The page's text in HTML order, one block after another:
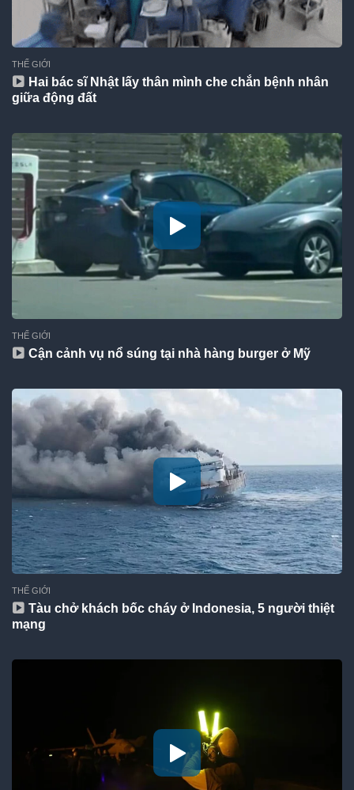
THẾ GIỚI
Hai bác sĩ Nhật lấy thân mình che chắn bệnh nhân
giữa động đất
THẾ GIỚI
Cận cảnh vụ nổ súng tại nhà hàng burger ở Mỹ
THẾ GIỚI
Tàu chở khách bốc cháy ở Indonesia, 5 người thiệt
mạng